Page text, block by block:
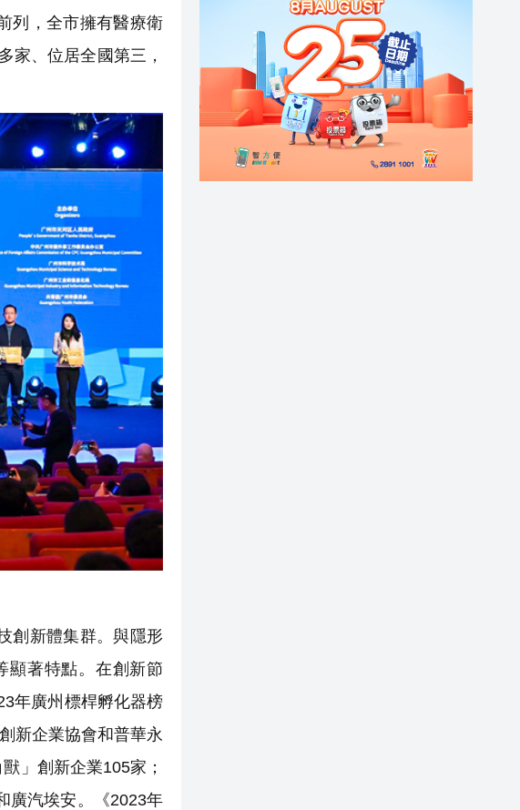
列，全市擁有醫療衛
家、位居全國第三，
創新體集群。與隱形
顯著特點。在創新節
年廣州標桿孵化器榜
新企業協會和普華永
」創新企業105家；
廣汽埃安。《2023年